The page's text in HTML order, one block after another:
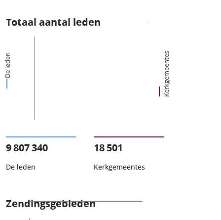
Totaal aantal leden
De leden Kerkgemeentes
9 807 340
De leden
18 501
Kerkgemeentes
Zendingsgebieden